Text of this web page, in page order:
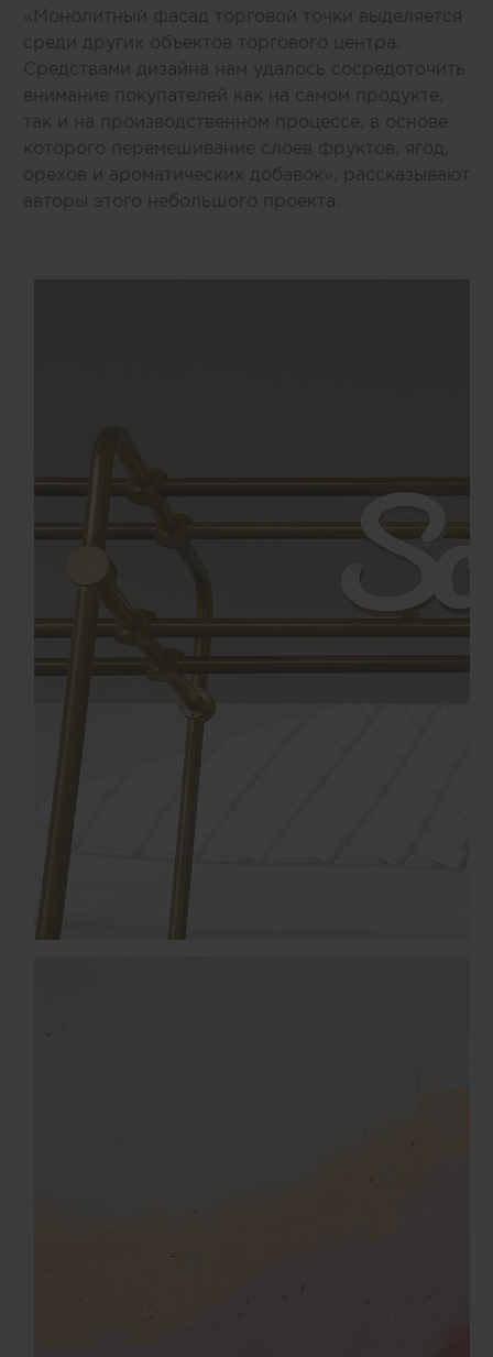
«Монолитный фасад торговой точки выделяется
среди других объектов торгового центра.
Средствами дизайна нам удалось сосредоточить
внимание покупателей как на самом продукте,
так и на производственном процессе, в основе
которого перемешивание слоев фруктов, ягод,
орехов и ароматических добавок», рассказывают
авторы этого небольшого проекта.